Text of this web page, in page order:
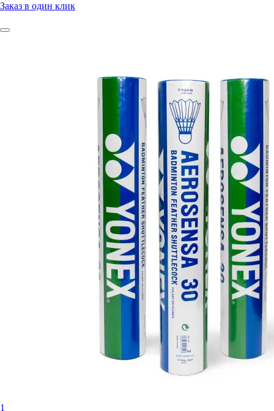
Заказ в один клик
1